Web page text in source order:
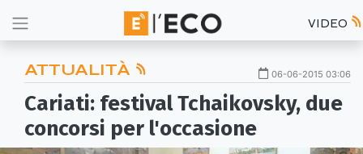
VIDEO
ATTUALITÀ 06-06-2015 03:06
Cariati: festival Tchaikovsky, due
concorsi per l'occasione